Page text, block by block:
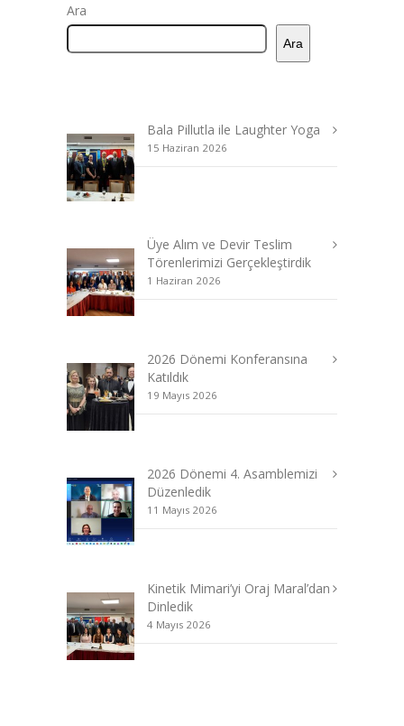
Ara
Ara
Bala Pillutla ile Laughter Yoga
15 Haziran 2026
Üye Alım ve Devir Teslim
Törenlerimizi Gerçekleştirdik
1 Haziran 2026
2026 Dönemi Konferansına
Katıldık
19 Mayıs 2026
2026 Dönemi 4. Asamblemizi
Düzenledik
11 Mayıs 2026
Kinetik Mimari’yi Oraj Maral’dan
Dinledik
4 Mayıs 2026